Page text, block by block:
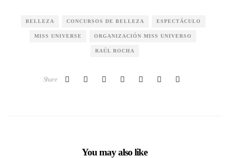
BELLEZA CONCURSOS DE BELLEZA ESPECTÁCULO
MISS UNIVERSE ORGANIZACIÓN MISS UNIVERSO
RAÚL ROCHA
Share
You may also like